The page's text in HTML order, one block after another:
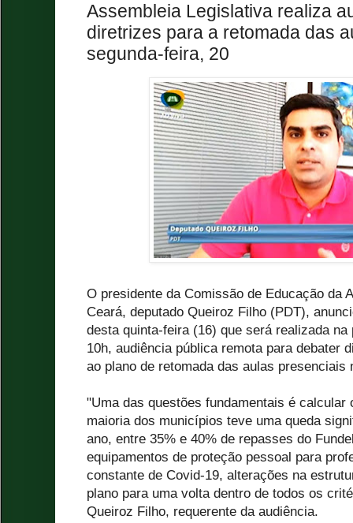
Assembleia Legislativa realiza
diretrizes para a retomada das
segunda-feira, 20
O presidente da Comissão de Educação da
Ceará, deputado Queiroz Filho (PDT),
desta quinta-feira (16) que será realizada
10h, audiência pública remota para debater
ao plano de retomada das aulas presenciais
"Uma das questões fundamentais é
maioria dos municípios teve uma queda
ano, entre 35% e 40% de repasses do
equipamentos de proteção pessoal para
constante de Covid-19, alterações na
plano para uma volta dentro de todos os
Queiroz Filho, requerente da audiência.